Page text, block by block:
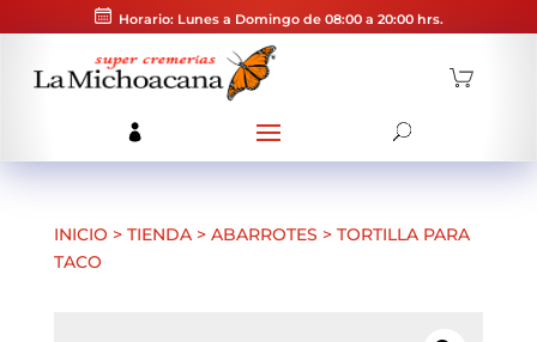
Horario: Lunes a Domingo de 08:00 a 20:00 hrs.
INICIO > TIENDA> ABARROTES > TORTILLA PARA
TACO